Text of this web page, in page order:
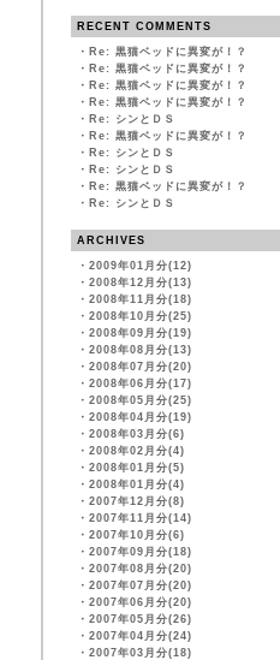
RECENT COMMENTS
・ Re: 黒猫ベッドに異変が！？
・ Re: 黒猫ベッドに異変が！？
・ Re: 黒猫ベッドに異変が！？
・ Re: 黒猫ベッドに異変が！？
・ Re: シンとＤＳ
・ Re: 黒猫ベッドに異変が！？
・ Re: シンとＤＳ
・ Re: シンとＤＳ
・ Re: 黒猫ベッドに異変が！？
・ Re: シンとＤＳ
ARCHIVES
・ 2009年01月分(12)
・ 2008年12月分(13)
・ 2008年11月分(18)
・ 2008年10月分(25)
・ 2008年09月分(19)
・ 2008年08月分(13)
・ 2008年07月分(20)
・ 2008年06月分(17)
・ 2008年05月分(25)
・ 2008年04月分(19)
・ 2008年03月分(6)
・ 2008年02月分(4)
・ 2008年01月分(5)
・ 2008年01月分(4)
・ 2007年12月分(8)
・ 2007年11月分(14)
・ 2007年10月分(6)
・ 2007年09月分(18)
・ 2007年08月分(20)
・ 2007年07月分(20)
・ 2007年06月分(20)
・ 2007年05月分(26)
・ 2007年04月分(24)
・ 2007年03月分(18)